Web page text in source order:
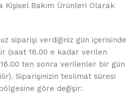
Kişisel Bakım Ürünleri Olarak
siparişi verdiğiniz gün içerisinde
(saat 16.00 e kadar verilen
ten sonra verilenler bir gün
Siparişinizin teslimat süresi
göre değişir: